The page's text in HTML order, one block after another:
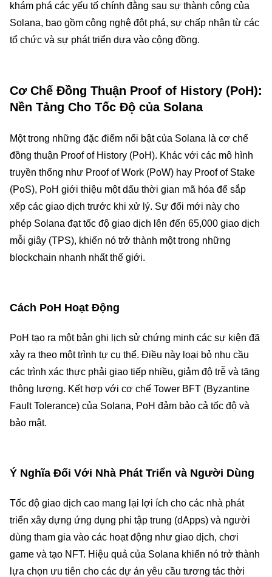
khám phá các yếu tố chính đằng sau sự thành công của
Solana, bao gồm công nghệ đột phá, sự chấp nhận từ các
tổ chức và sự phát triển dựa vào cộng đồng.
Cơ Chế Đồng Thuận Proof of History (PoH):
Nền Tảng Cho Tốc Độ của Solana
Một trong những đặc điểm nổi bật của Solana là cơ chế
đồng thuận Proof of History (PoH). Khác với các mô hình
truyền thống như Proof of Work (PoW) hay Proof of Stake
(PoS), PoH giới thiệu một dấu thời gian mã hóa để sắp
xếp các giao dịch trước khi xử lý. Sự đổi mới này cho
phép Solana đạt tốc độ giao dịch lên đến 65,000 giao dịch
mỗi giây (TPS), khiến nó trở thành một trong những
blockchain nhanh nhất thế giới.
Cách PoH Hoạt Động
PoH tạo ra một bản ghi lịch sử chứng minh các sự kiện đã
xảy ra theo một trình tự cụ thể. Điều này loại bỏ nhu cầu
các trình xác thực phải giao tiếp nhiều, giảm độ trễ và tăng
thông lượng. Kết hợp với cơ chế Tower BFT (Byzantine
Fault Tolerance) của Solana, PoH đảm bảo cả tốc độ và
bảo mật.
Ý Nghĩa Đối Với Nhà Phát Triển và Người Dùng
Tốc độ giao dịch cao mang lại lợi ích cho các nhà phát
triển xây dựng ứng dụng phi tập trung (dApps) và người
dùng tham gia vào các hoạt động như giao dịch, chơi
game và tạo NFT. Hiệu quả của Solana khiến nó trở thành
lựa chọn ưu tiên cho các dự án yêu cầu tương tác thời